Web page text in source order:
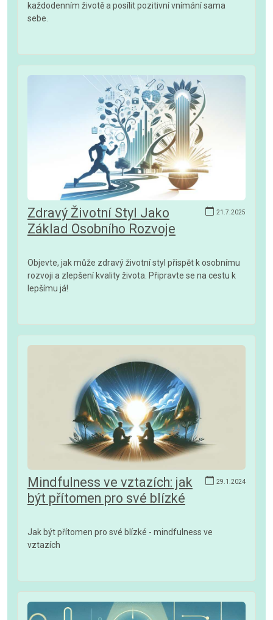
každodenním životě a posílit pozitivní vnímání sama
sebe.
21.7.2025
Zdravý Životní Styl Jako
Základ Osobního Rozvoje
Objevte, jak může zdravý životní styl přispět k osobnímu
rozvoji a zlepšení kvality života. Připravte se na cestu k
lepšímu já!
29.1.2024
Mindfulness ve vztazích: jak
být přítomen pro své blízké
Jak být přítomen pro své blízké - mindfulness ve
vztazích